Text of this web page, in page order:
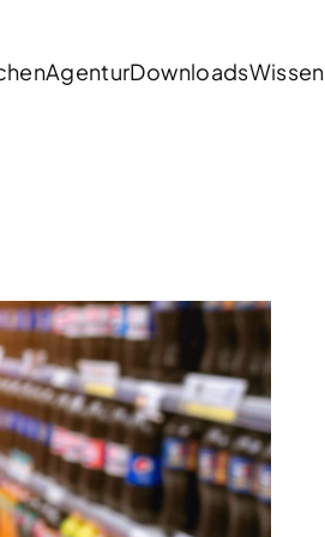
AgenturDownloadsWissen